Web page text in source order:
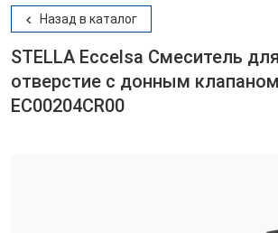
Назад в каталог
STELLA Eccelsa Смеситель
отверстие с донным
EC00204CR00